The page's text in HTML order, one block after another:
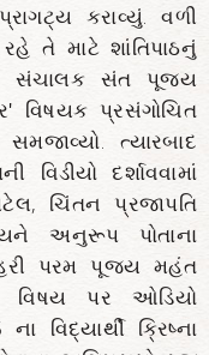
કરાવ્યું. વળી
તે માટે શાંતિપાઠનું
સંચાલક સંત પૂજ્ય
વિષયક પ્રસંગોચિત
ત્યારબાદ
દર્શાવવામાં
ચિંતન પ્રજાપતિ
અનુરૂપ પોતાના
પરમ પૂજ્ય મહંત
વિષય પર ઓડિયો
વિદ્યાર્થી ક્રિષ્ના